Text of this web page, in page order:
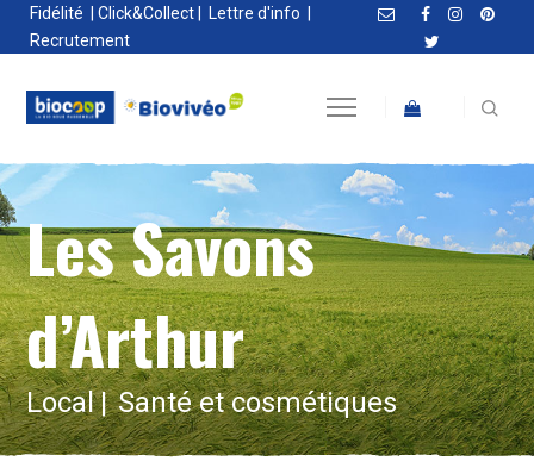
Fidélité |Click&Collect Lettre d'info
Recrutement
Les Savons
d’Arthur
Local Santé et cosmétiques